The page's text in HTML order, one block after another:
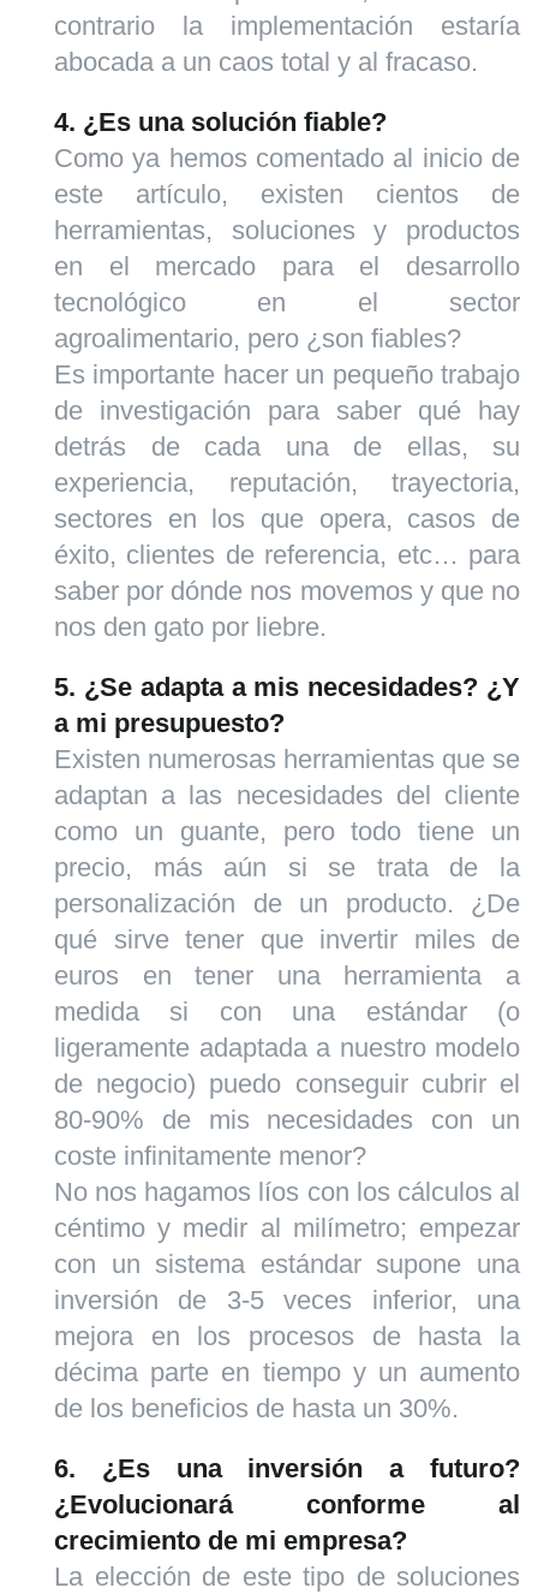
contrario la implementación estaría
abocada a un caos total y al fracaso.
4. ¿Es una solución fiable?
Como ya hemos comentado al inicio de
este artículo, existen cientos de
herramientas, soluciones y productos
en el mercado para el desarrollo
tecnológico en el sector
agroalimentario, pero ¿son fiables?
Es importante hacer un pequeño trabajo
de investigación para saber qué hay
detrás de cada una de ellas, su
experiencia, reputación, trayectoria,
sectores en los que opera, casos de
éxito, clientes de referencia, etc… para
saber por dónde nos movemos y que no
nos den gato por liebre.
5. ¿Se adapta a mis necesidades? ¿Y
a mi presupuesto?
Existen numerosas herramientas que se
adaptan a las necesidades del cliente
como un guante, pero todo tiene un
precio, más aún si se trata de la
personalización de un producto. ¿De
qué sirve tener que invertir miles de
euros en tener una herramienta a
medida si con una estándar (o
ligeramente adaptada a nuestro modelo
de negocio) puedo conseguir cubrir el
80-90% de mis necesidades con un
coste infinitamente menor?
No nos hagamos líos con los cálculos al
céntimo y medir al milímetro; empezar
con un sistema estándar supone una
inversión de 3-5 veces inferior, una
mejora en los procesos de hasta la
décima parte en tiempo y un aumento
de los beneficios de hasta un 30%.
6. ¿Es una inversión a futuro?
¿Evolucionará conforme al
crecimiento de mi empresa?
La elección de este tipo de soluciones